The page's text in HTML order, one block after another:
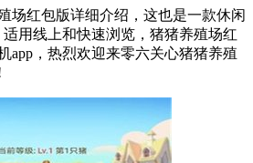
场红包版详细介绍，这也是一款休闲
用线上和快速浏览，猪猪养殖场红
app，热烈欢迎来零六关心猪猪养殖